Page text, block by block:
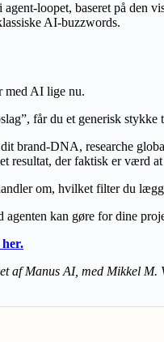
loopet, baseret på
AI-buzzwords.
med AI lige nu.
får du et generisk
brand-DNA, researche
resultat, der faktisk er værd
om, hvilket filter du
kan gøre for dine
her.
af Manus AI, med Mikkel M.